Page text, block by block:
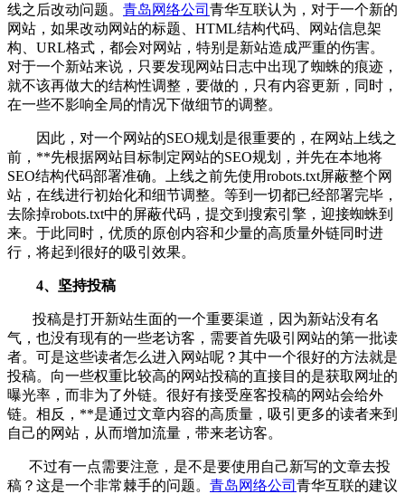
线之后改动问题。 青岛网络公司 青华互联认为，对于一个新的
网站，如果改动网站的标题、HTML结构代码、网站信息架
构、URL格式，都会对网站，特别是新站造成严重的伤害。
对于一个新站来说，只要发现网站日志中出现了蜘蛛的痕迹，
就不该再做大的结构性调整，要做的，只有内容更新，同时，
在一些不影响全局的情况下做细节的调整。
因此，对一个网站的SEO规划是很重要的，在网站上线之
前，**先根据网站目标制定网站的SEO规划，并先在本地将
SEO结构代码部署准确。上线之前先使用robots.txt屏蔽整个网
站，在线进行初始化和细节调整。等到一切都已经部署完毕，
去除掉robots.txt中的屏蔽代码，提交到搜索引擎，迎接蜘蛛到
来。于此同时，优质的原创内容和少量的高质量外链同时进
行，将起到很好的吸引效果。
4、坚持投稿
投稿是打开新站生面的一个重要渠道，因为新站没有名
气，也没有现有的一些老访客，需要首先吸引网站的第一批读
者。可是这些读者怎么进入网站呢？其中一个很好的方法就是
投稿。向一些权重比较高的网站投稿的直接目的是获取网址的
曝光率，而非为了外链。很好有接受座客投稿的网站会给外
链。相反，**是通过文章内容的高质量，吸引更多的读者来到
自己的网站，从而增加流量，带来老访客。
不过有一点需要注意，是不是要使用自己新写的文章去投
稿？这是一个非常棘手的问题。 青岛网络公司 青华互联的建议